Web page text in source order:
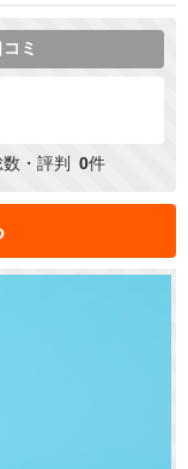
ミ
・評判 0件